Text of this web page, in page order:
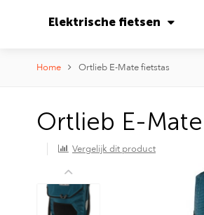
Elektrische fietsen
Home Ortlieb E-Mate fietstas
Ortlieb E-
Vergelijk dit product